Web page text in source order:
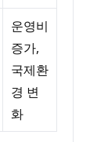
운영비
증가,
국제환
경 변
화